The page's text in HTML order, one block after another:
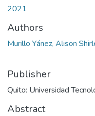
2021
Authors
Murillo Yánez, Alison
Publisher
Quito: Universidad
Abstract